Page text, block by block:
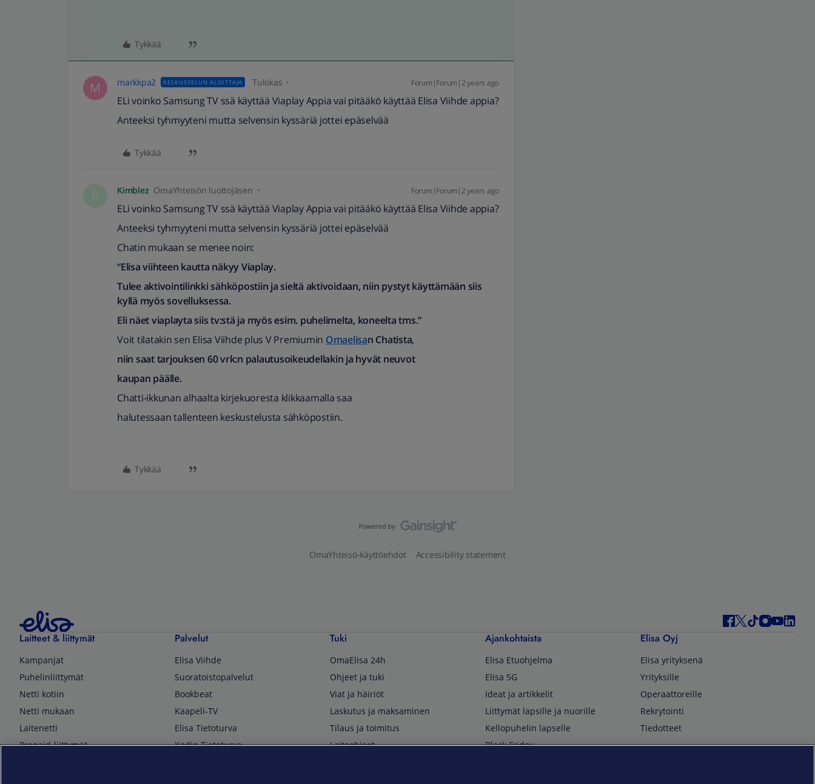
Tykkää
M markkpa2 KESKUSTELUN ALOITTAJA Tulokas Forum|Forum|2 years ago
ELi voinko Samsung TV ssä käyttää Viaplay Appia vai pitääkö käyttää Elisa Viihde appia?
Anteeksi tyhmyyteni mutta selvensin kyssäriä jottei epäselvää
Tykkää
Kimblez OmaYhteisön luottojäsen Forum|Forum|2 years ago
ELi voinko Samsung TV ssä käyttää Viaplay Appia vai pitääkö käyttää Elisa Viihde appia?
Anteeksi tyhmyyteni mutta selvensin kyssäriä jottei epäselvää
Chatin mukaan se menee noin:
“Elisa viihteen kautta näkyy Viaplay.
Tulee aktivointilinkki sähköpostiin ja sieltä aktivoidaan, niin pystyt käyttämään siis
kyllä myös sovelluksessa.
Eli näet viaplayta siis tv:stä ja myös esim. puhelimelta, koneelta tms.”
Voit tilatakin sen Elisa Viihde plus V Premiumin Omaelisan Chatista,
niin saat tarjouksen 60 vrk:n palautusoikeudellakin ja hyvät neuvot
kaupan päälle.
Chatti-ikkunan alhaalta kirjekuoresta klikkaamalla saa
halutessaan tallenteen keskustelusta sähköpostiin.
Tykkää
OmaYhteisö-käyttöehdot Accessibility statement
Laitteet & liittymät
Kampanjat
Puhelinliittymät
Netti kotiin
Netti mukaan
Laitenetti
Prepaid-liittymät
Palvelut
Elisa Viihde
Suoratoistopalvelut
Bookbeat
Kaapeli-TV
Elisa Tietoturva
Kodin Tietoturva
Tuki
OmaElisa 24h
Ohjeet ja tuki
Viat ja häiriöt
Laskutus ja maksaminen
Tilaus ja toimitus
Laiteohjeet
Ajankohtaista
Elisa Etuohjelma
Elisa 5G
Ideat ja artikkelit
Liittymät lapsille ja nuorille
Kellopuhelin lapselle
Black Friday
Elisa Oyj
Elisa yrityksenä
Yrityksille
Operaattoreille
Rekrytointi
Tiedotteet